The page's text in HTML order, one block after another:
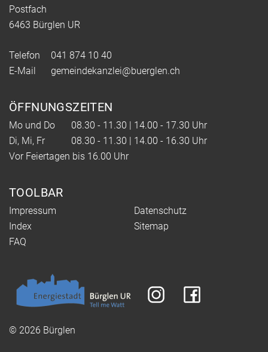
Postfach
6463 Bürglen UR
Telefon
041 874 10 40
E-Mail
gemeindekanzlei@buerglen.ch
ÖFFNUNGSZEITEN
Mo und Do
08.30 - 11.30 | 14.00 - 17.30 Uhr
Di, Mi, Fr
08.30 - 11.30 | 14.00 - 16.30 Uhr
Vor Feiertagen bis 16.00 Uhr
TOOLBAR
Impressum
Datenschutz
Index
Sitemap
FAQ
© 2026 Bürglen